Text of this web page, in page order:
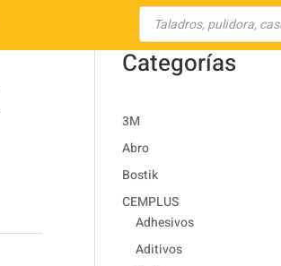
Búsqueda
productos
Categorías
3M
Abro
Bostik
CEMPLUS
Adhesivos
Aditivos